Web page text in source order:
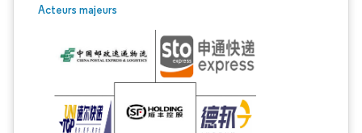
Acteurs majeurs